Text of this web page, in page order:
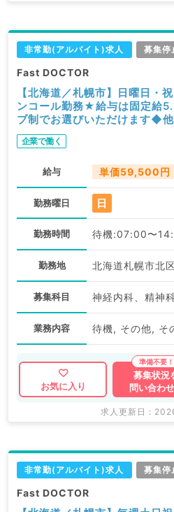
非常勤(アルバイト)求人 募集停
Fast DOCTOR
【北海道／札幌市】日曜日・
ンコール勤務★給与は固定給
ブ制でお選びいただけます◆
可能です！（科目不問／非常勤
企業で働く
給与 単価59,500円
勤務曜日 日
勤務時間 待機:07:00〜
勤務地 北海道札幌市北
募集科目
業務内容
お気に入り
募集状況
問い合わ
求人更新日 :
非常勤(アルバイト)求人 募集停
Fast DOCTOR